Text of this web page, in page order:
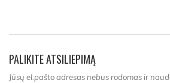
PALIKITE ATSILIEPIMĄ
Jūsų el.pašto adresas nebus rodomas ir